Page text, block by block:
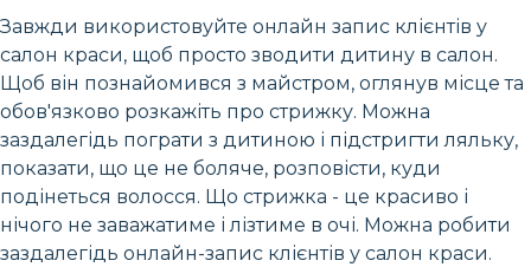
Завжди використовуйте онлайн запис клієнтів у
салон краси, щоб просто зводити дитину в салон.
Щоб він познайомився з майстром, оглянув місце та
обов'язково розкажіть про стрижку. Можна
заздалегідь пограти з дитиною і підстригти ляльку,
показати, що це не боляче, розповісти, куди
подінеться волосся. Що стрижка - це красиво і
нічого не заважатиме і лізтиме в очі. Можна робити
заздалегідь онлайн-запис клієнтів у салон краси.